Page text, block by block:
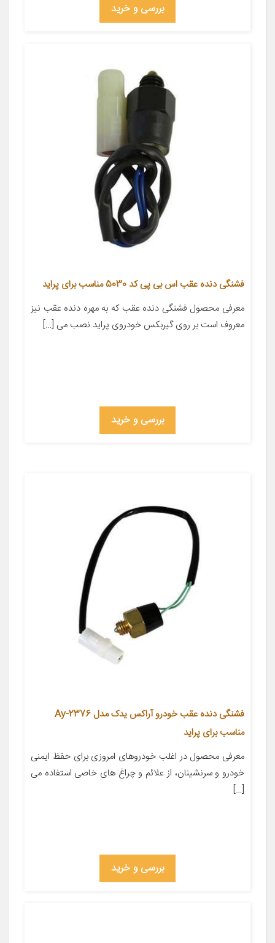
بررسی و خرید
فشنگی دنده عقب اس بی پی کد 5030 مناسب برای پراید
معرفی محصول فشنگی دنده عقب که به مهره دنده عقب نیز
معروف است بر روی گیربکس خودروی پراید نصب می […]
بررسی و خرید
فشنگی دنده عقب خودرو آراکس یدک مدل Ay-2376
مناسب برای پراید
معرفی محصول در اغلب خودروهای امروزی برای حفظ ایمنی
خودرو و سرنشینان، از علائم و چراغ های خاصی استفاده می
[…]
بررسی و خرید